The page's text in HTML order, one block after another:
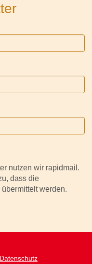
nutzen wir rapidmail.
dass die
werden.
Datenschutz